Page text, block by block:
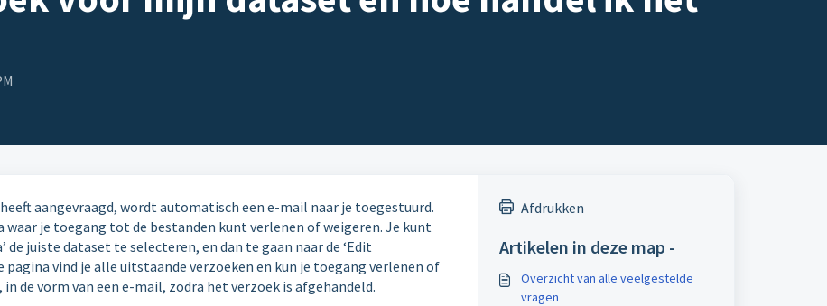
aangevraagd, wordt automatisch een e-mail naar je toegestuurd.
waar je toegang tot de bestanden kunt verlenen of weigeren. Je kunt
de juiste dataset te selecteren, en dan te gaan naar de ‘Edit
pagina vind je alle uitstaande verzoeken en kun je toegang verlenen of
de vorm van een e-mail, zodra het verzoek is afgehandeld.
Afdrukken
Artikelen in deze map -
Overzicht van alle veelgestelde
vragen